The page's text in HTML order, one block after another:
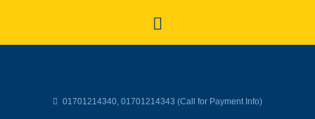
01701214340, 01701214343 (Call for Payment Info)